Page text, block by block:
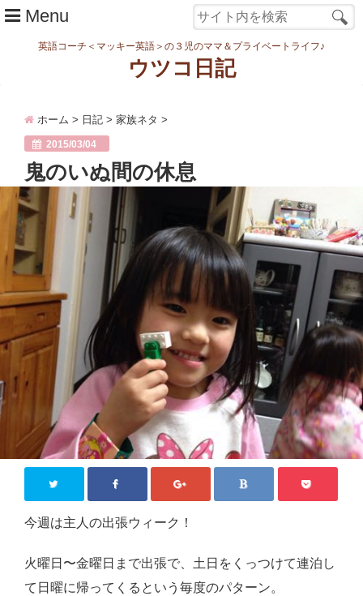
Menu
まなむすめ
家族ネタ
ワーク
スタディ
転勤・引越
妊娠・出産
ジモティー情報
徳島
香川
東京
旅行
英語コーチ＜マッキー英語＞の３児のママ＆プライベートライフ♪
ウツコ日記
ホーム > 日記 > 家族ネタ >
2015/03/04
鬼のいぬ間の休息
今週は主人の出張ウィーク！
火曜日〜金曜日まで出張で、土日をくっつけて連泊し
て日曜に帰ってくるという毎度のパターン。